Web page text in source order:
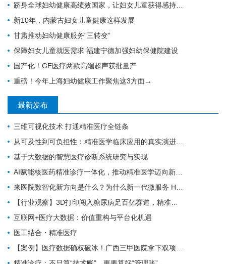
跻身全球妇幼健康高绩效国家，让妇女儿童获得感持续增强
新10年，内蒙古妇女儿童健康这样发展
甘肃推动妇幼健康服务“三转变”
保障妇女儿童就医需求 福建宁德加强妇幼保健院建设
国产化！GE医疗两款高端超声获批量产
重磅！今年上海妇幼健康工作聚焦这3方面→
最新发布
三维可视化技术 打通精准医疗全链条
从可及性到可负担性：精准医学临床应用的真实演进与趋势前瞻
基于大数据的智慧医疗诊断系统研究与实现
AI赋能核医药精准诊疗一体化，推动精准医学迈向新阶段
来医院数智化新方向是什么？为什么新一代微服务 HIS/EMR 必须与医疗大数据 AI 平台深度融合？
【行业观察】3D打印闯入糖尿病足百亿赛道，精准医疗离大规模商用还有多远？
互联网+医疗大数据：价值重构与平台化机遇
医工结合・精准医疗
【案例】医疗数据确权破冰！广西三甲医院拿下双项专科数据产权证书，解锁智慧医疗新赛道